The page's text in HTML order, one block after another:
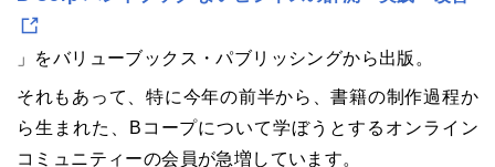
」をバリューブックス・パブリッシングから出版。
それもあって、特に今年の前半から、書籍の制作過程か
ら生まれた、
B コープについて学ぼうとするオンライン
コミュニティーの会員が急増しています。